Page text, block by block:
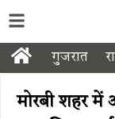
गुजरात
मोरबी शहर में